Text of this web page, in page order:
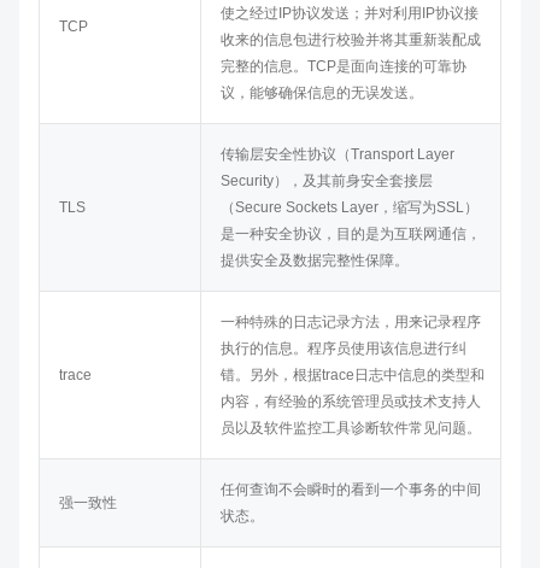
TCP
使之经过IP协议发送；并对利用IP协议接
收来的信息包进行校验并将其重新装配成
完整的信息。TCP是面向连接的可靠协
议，能够确保信息的无误发送。
TLS
传输层安全性协议（Transport Layer
Security），及其前身安全套接层
（Secure Sockets Layer，缩写为SSL）
是一种安全协议，目的是为互联网通信，
提供安全及数据完整性保障。
trace
一种特殊的日志记录方法，用来记录程序
执行的信息。程序员使用该信息进行纠
错。另外，根据trace日志中信息的类型和
内容，有经验的系统管理员或技术支持人
员以及软件监控工具诊断软件常见问题。
强一致性
任何查询不会瞬时的看到一个事务的中间
状态。